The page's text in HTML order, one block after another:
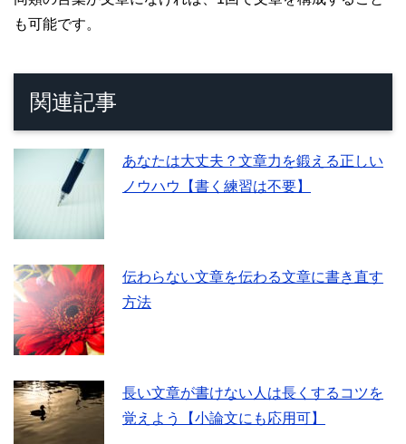
も可能です。
関連記事
あなたは大丈夫？文章力を鍛える正しい
ノウハウ【書く練習は不要】
伝わらない文章を伝わる文章に書き直す
方法
長い文章が書けない人は長くするコツを
覚えよう【小論文にも応用可】